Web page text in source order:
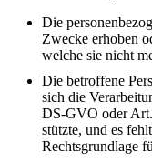
Die
Zwecke erhoben
welche sie nicht
Die betroffene
sich die
DS-GVO oder
stützte, und es
Rechtsgrundlage